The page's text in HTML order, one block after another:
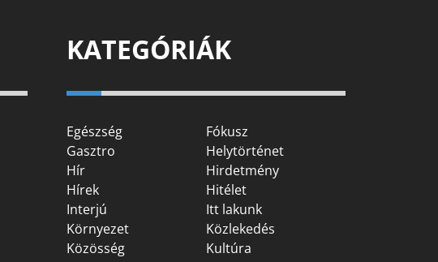
KATEGÓRIÁK
Egészség
Fókusz
Gasztro
Helytörténet
Hír
Hirdetmény
Hírek
Hitélet
Interjú
Itt lakunk
Környezet
Közlekedés
Közösség
Kultúra